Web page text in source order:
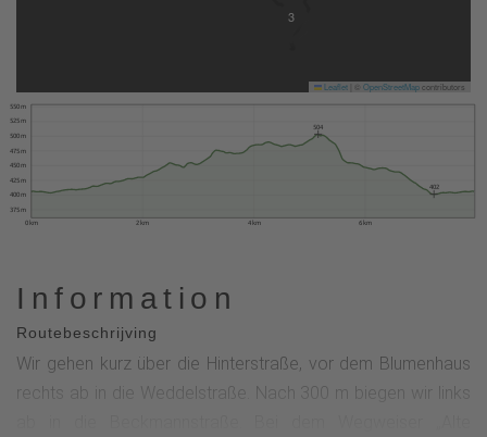
3
Leaflet OpenStreetMapcontributors
0 km 2 km 4 km 6 km
375 m
400 m
425 m
450 m
475 m
500 m
525 m
550 m
402
504
Information
Routebeschrijving
Wir gehen kurz über die Hinterstraße, vor dem Blumenhaus
rechts ab in die Weddelstraße. Nach 300 m biegen wir links